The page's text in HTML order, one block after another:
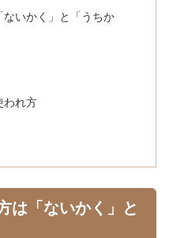
ないかく」と「うちか
われ方
は「ないかく」と